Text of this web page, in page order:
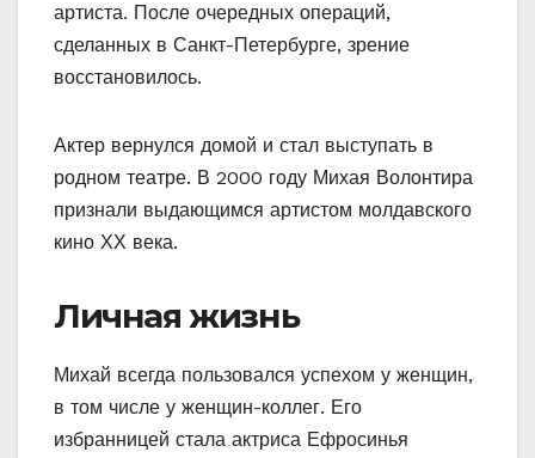
артиста. После очередных операций,
сделанных в Санкт-Петербурге, зрение
восстановилось.
Актер вернулся домой и стал выступать в
родном театре. В 2000 году Михая Волонтира
признали выдающимся артистом молдавского
кино ХХ века.
Личная жизнь
Михай всегда пользовался успехом у женщин,
в том числе у женщин-коллег. Его
избранницей стала актриса Ефросинья